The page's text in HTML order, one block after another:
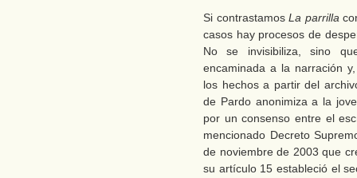
Si contrastamosLa parrilla
casos hay procesos de
No se invisibiliza, sino
encaminada a la narración
los hechos a partir del
de Pardo anonimiza a la
por un consenso entre el
mencionado Decreto
de noviembre de 2003 que
su artículo 15 estableció el